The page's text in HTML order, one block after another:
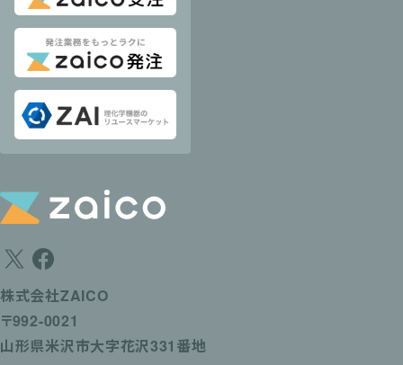
株式会社ZAICO
〒992-0021
山形県米沢市大字花沢331番地